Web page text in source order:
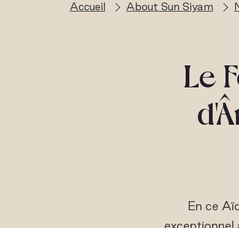
Accueil About Sun Siyam
Le
En ce